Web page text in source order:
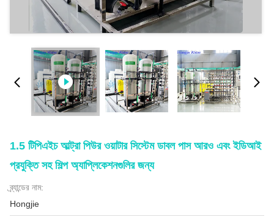
1.5 টিপিএইচ আল্ট্রা পিউর ওয়াটার সিস্টেম ডাবল পাস আরও এবং ইডিআই
প্রযুক্তি সহ শিল্প অ্যাপ্লিকেশনগুলির জন্য
ব্র্যান্ডের নাম:
Hongjie